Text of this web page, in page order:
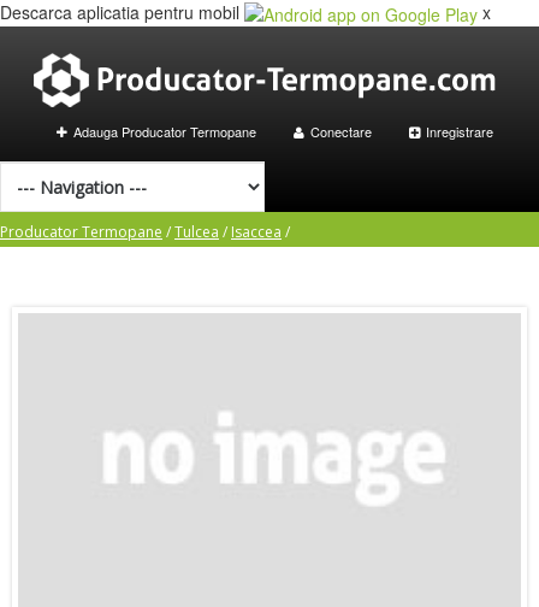
Descarca aplicatia pentru mobil x
Adauga Producator Termopane Conectare Inregistrare
Producator Termopane /Tulcea / Isaccea /